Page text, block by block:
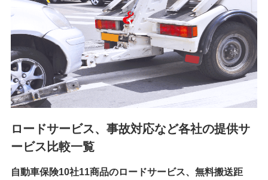
人事･勤怠･健康・労務等の管理、給与支給、福利厚生・採用
退職関連処理等の各種手続きのため、当社と従業員または従
業員同士の連絡のため
8.取引先個人情報
取引先としての選定業務、営業情報の提供業務、契約締結手
続き業務、取引管理業務、およびこれらに準ずる業務の遂行
のため
9.お問い合わせ情報
各種お問い合わせに対応するため
10.受託業務の 個人情報
ロードサービス、事故対応など各社の提供サ
ービス比較一覧
自動車保険10社11商品のロードサービス、無料搬送距